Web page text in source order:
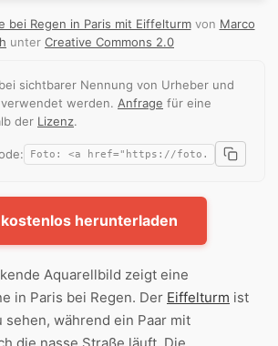
bei Regen in Paris mit Eiffelturmvon Marco
unter Creative Commons 2.0
sichtbarer Nennung von Urheber und
werden. Anfrage für eine
der Lizenz.
herunterladen
Aquarellbild zeigt eine
in Paris bei Regen. Der Eiffelturm ist
sehen, während ein Paar mit